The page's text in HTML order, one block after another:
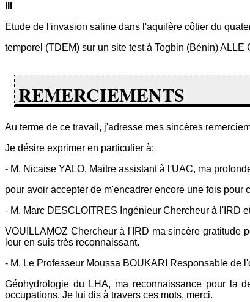
Etude de l'invasion saline dans l'aquifère côtier du
temporel (TDEM) sur un site test à Togbin (Bénin) ALLE
REMERCIEMENTS
Au terme de ce travail, j'adresse mes sincères
Je désire exprimer en particulier à:
- M. Nicaise YALO, Maitre assistant à l'UAC, ma
pour avoir accepter de m'encadrer encore une fois
- M. Marc DESCLOITRES Ingénieur Chercheur à l'IRD
VOUILLAMOZ Chercheur à l'IRD ma sincère gratitude
leur en suis très reconnaissant.
- M. Le Professeur Moussa BOUKARI Responsable de
Géohydrologie du LHA, ma reconnaissance pour la
occupations. Je lui dis à travers ces mots, merci.